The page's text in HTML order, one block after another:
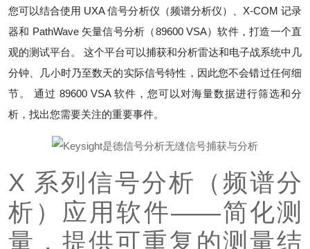
您可以结合使用 UXA 信号分析仪（频谱分析仪）、X-COM 记录
器和 PathWave 矢量信号分析（89600 VSA）软件，打造一个直
观的测试平台。 这个平台可以捕获和分析雷达和电子战系统中几
分钟、几小时乃至数天的实际信号特性，因此您不会错过任何细
节。 通过 89600 VSA 软件，您可以对海量数据进行筛选和分
析，找出您需要关注的重要事件。
X 系列信号分析（频谱分
析）应用软件——简化测
量，提供可重复的测量结